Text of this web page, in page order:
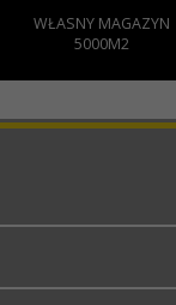
WŁASNY MAGAZYN
5000M2